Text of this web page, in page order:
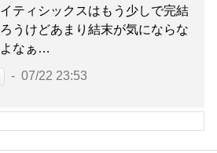
ティシックスはもう少しで完結
うけどあまり結末が気にならな
なぁ…
07/22 23:53